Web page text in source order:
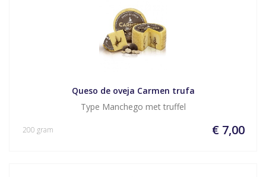
Queso de oveja Carmen trufa
Type Manchego met truffel
€ 7,00
200 gram